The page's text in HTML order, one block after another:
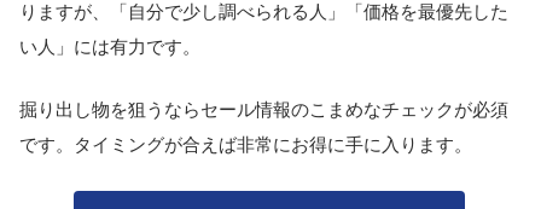
りますが、「自分で少し調べられる人」「価格を最優先した
い人」には有力です。
掘り出し物を狙うならセール情報のこまめなチェックが必須
です。タイミングが合えば非常にお得に手に入ります。